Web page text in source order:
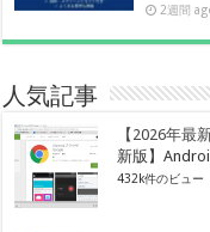
2週間
人気記事
【2026年最
新版】
432k件のビュー